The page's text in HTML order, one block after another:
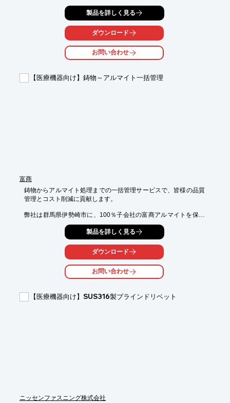
れらのニーズに応えるべく開発されました。
【活用シーン】
・医療用デバイスの精密接合
・微細部品の接合
・異種材料の接合
・母材へのダメージを抑え、製品寿命を向上
製品を詳しく見る
ダウンロード
お問い合わせ
【医療機器向け】鋳物～アルマイト一括管理
富商
鋳物からアルマイト処理までの一括管理サービスで、皆様の品質
管理とコスト削減に貢献します。
弊社は群馬県伊勢崎市に、100％子会社の富商アルマイトを保有
し、一般アルマイト、硬質アルマイトを行います。
鋳物製造から、追加工、表面処理まで一括で御要望に応えること
により、御客様の御負担を減らします。
弊社は過去に、鋳物メーカーさん保有の自社の設備に合わせた大
きさの木型製造に誘導され、割高な木型費用を請求されました。
また木型製造後に公差対応不可と通告、そのため設計変更を余儀
鋳物製造には、製品に合わせた「最適な木型の大きさ」と「最適
・耐食性の向上
製品を詳しく見る
ダウンロード
お問い合わせ
【医療機器向け】SUS316製ブラインドリベット
ニッセンファスニング株式会社